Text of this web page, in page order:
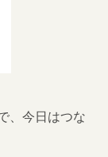
、今日はつな